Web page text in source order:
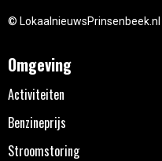
© LokaalnieuwsPrinsenbeek.nl
Omgeving
Activiteiten
Benzineprijs
Stroomstoring